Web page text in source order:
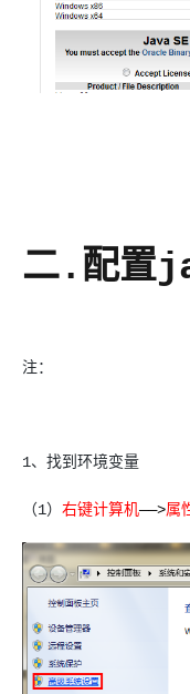
二.配置
注：
1、找到环境变量
（1） 右键计算机——>属